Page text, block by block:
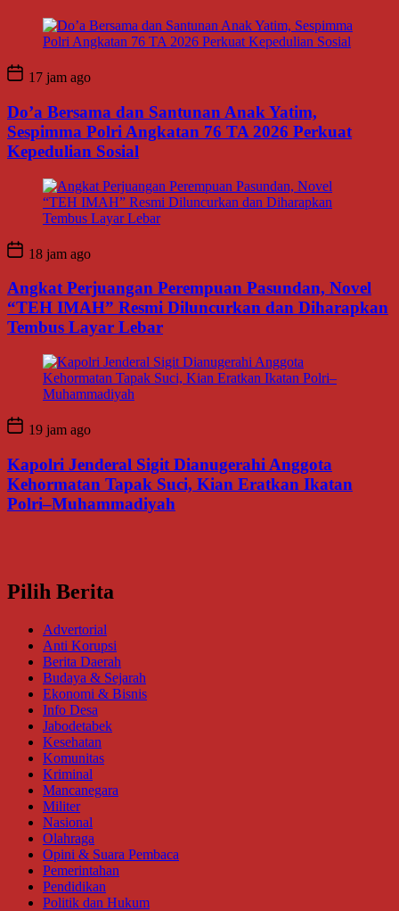
17 jam ago
Do’a Bersama dan Santunan Anak Yatim,
Sespimma Polri Angkatan 76 TA 2026 Perkuat
Kepedulian Sosial
18 jam ago
Angkat Perjuangan Perempuan Pasundan, Novel
“TEH IMAH” Resmi Diluncurkan dan Diharapkan
Tembus Layar Lebar
19 jam ago
Kapolri Jenderal Sigit Dianugerahi Anggota
Kehormatan Tapak Suci, Kian Eratkan Ikatan
Polri–Muhammadiyah
Pilih Berita
Advertorial
Anti Korupsi
Berita Daerah
Budaya & Sejarah
Ekonomi & Bisnis
Info Desa
Jabodetabek
Kesehatan
Komunitas
Kriminal
Mancanegara
Militer
Nasional
Olahraga
Opini & Suara Pembaca
Pemerintahan
Pendidikan
Politik dan Hukum